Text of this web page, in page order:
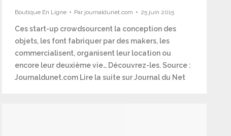
Boutique En Ligne Par journaldunet.com 25 juin 2015
Ces start-up crowdsourcent la conception des
objets, les font fabriquer par des makers, les
commercialisent, organisent leur location ou
encore leur deuxième vie… Découvrez-les. Source :
Journaldunet.com Lire la suite sur Journal du Net